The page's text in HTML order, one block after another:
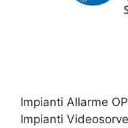
Impianti Allarme
Impianti